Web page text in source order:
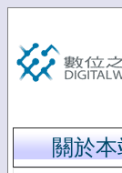
關於本